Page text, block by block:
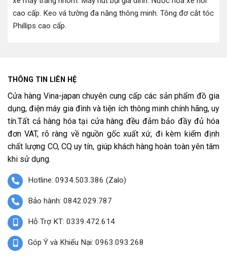
cao cấp. Keo vá tường đa năng thông minh. Tông đơ cắt tóc
Phillips cao cấp.
THÔNG TIN LIÊN HỆ
Cửa hàng Vina-japan chuyên cung cấp các sản phẩm đồ gia
dụng, điện máy gia đình và tiện ích thông minh chính hãng, uy
tín.Tất cả hàng hóa tại cửa hàng đều đảm bảo đầy đủ hóa
đơn VAT, rõ ràng về nguồn gốc xuất xứ, đi kèm kiểm định
chất lượng CO, CQ uy tín, giúp khách hàng hoàn toàn yên tâm
khi sử dụng.
Hotline: 0934.503.386 (Zalo)
Bảo hành: 0842.029.787
Hỗ Trợ KT: 0339.472.614
Góp Ý và Khiếu Nại: 0963.093.268